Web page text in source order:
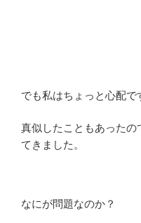
でも私はちょっと心配で
真似したこともあったの
てきました。
なにが問題なのか？